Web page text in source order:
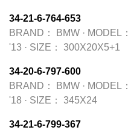
34-21-6-764-653
BRAND：
BMW · MODEL：
'13 · SIZE： 300X20X5+1
34-20-6-797-600
BRAND：
BMW · MODEL：
'18 · SIZE： 345X24
34-21-6-799-367